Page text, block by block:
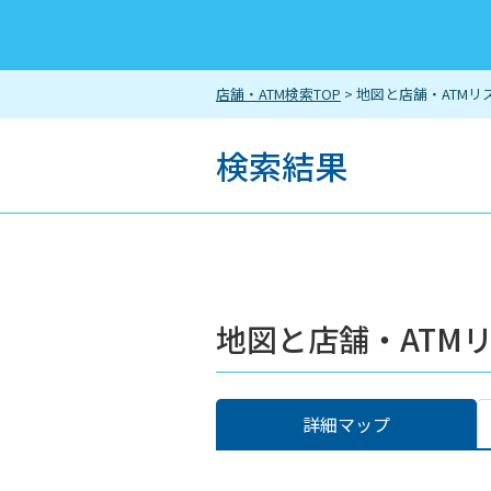
店舗・ATM検索TOP > 地図と店舗・ATMリ
検索結果
地図と店舗・ATM
詳細マップ